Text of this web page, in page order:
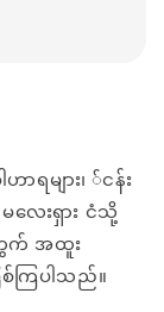
ာရများ၊ ်ငန်း
လေးရှား ငံသို့
က် အထူး
ကြပါသည်။